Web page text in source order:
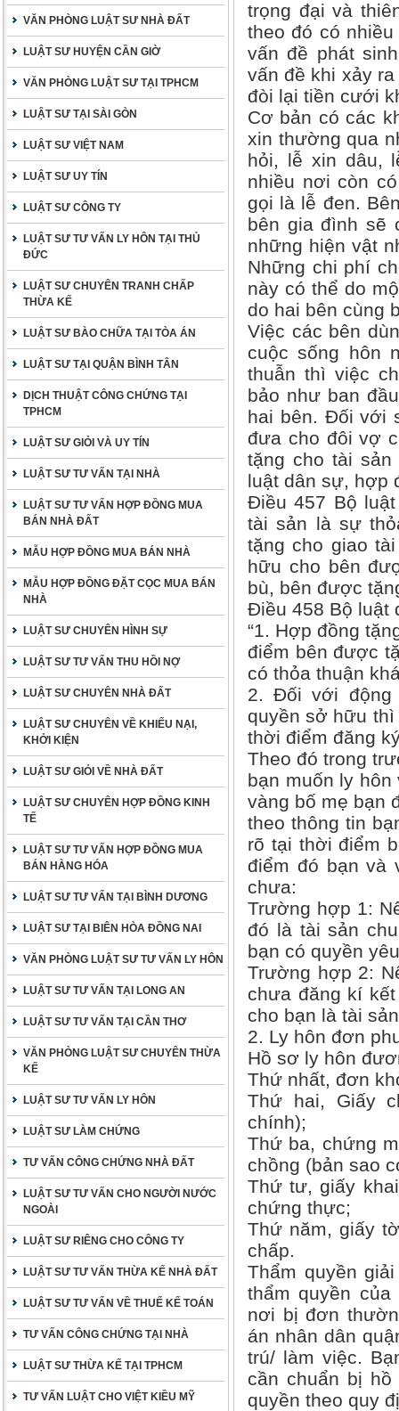
VĂN PHÒNG LUẬT SƯ NHÀ ĐẤT
LUẬT SƯ HUYỆN CẦN GIỜ
VĂN PHÒNG LUẬT SƯ TẠI TPHCM
LUẬT SƯ TẠI SÀI GÒN
LUẬT SƯ VIỆT NAM
LUẬT SƯ UY TÍN
LUẬT SƯ CÔNG TY
LUẬT SƯ TƯ VẤN LY HÔN TẠI THỦ
ĐỨC
LUẬT SƯ CHUYÊN TRANH CHẤP
THỪA KẾ
LUẬT SƯ BÀO CHỮA TẠI TÒA ÁN
LUẬT SƯ TẠI QUẬN BÌNH TÂN
DỊCH THUẬT CÔNG CHỨNG TẠI
TPHCM
LUẬT SƯ GIỎI VÀ UY TÍN
LUẬT SƯ TƯ VẤN TẠI NHÀ
LUẬT SƯ TƯ VẤN HỢP ĐỒNG MUA
BÁN NHÀ ĐẤT
MẪU HỢP ĐỒNG MUA BÁN NHÀ
MẪU HỢP ĐỒNG ĐẶT CỌC MUA BÁN
NHÀ
LUẬT SƯ CHUYÊN HÌNH SỰ
LUẬT SƯ TƯ VẤN THU HỒI NỢ
LUẬT SƯ CHUYÊN NHÀ ĐẤT
LUẬT SƯ CHUYÊN VỀ KHIẾU NẠI,
KHỞI KIỆN
LUẬT SƯ GIỎI VỀ NHÀ ĐẤT
LUẬT SƯ CHUYÊN HỢP ĐỒNG KINH
TẾ
LUẬT SƯ TƯ VẤN HỢP ĐỒNG MUA
BÁN HÀNG HÓA
LUẬT SƯ TƯ VẤN TẠI BÌNH DƯƠNG
LUẬT SƯ TẠI BIÊN HÒA ĐỒNG NAI
VĂN PHÒNG LUẬT SƯ TƯ VẤN LY HÔN
LUẬT SƯ TƯ VẤN TẠI LONG AN
LUẬT SƯ TƯ VẤN TẠI CẦN THƠ
VĂN PHÒNG LUẬT SƯ CHUYÊN THỪA
KẾ
LUẬT SƯ TƯ VẤN LY HÔN
LUẬT SƯ LÀM CHỨNG
TƯ VẤN CÔNG CHỨNG NHÀ ĐẤT
LUẬT SƯ TƯ VẤN CHO NGƯỜI NƯỚC
NGOÀI
LUẬT SƯ RIÊNG CHO CÔNG TY
LUẬT SƯ TƯ VẤN THỪA KẾ NHÀ ĐẤT
LUẬT SƯ TƯ VẤN VỀ THUẾ KẾ TOÁN
TƯ VẤN CÔNG CHỨNG TẠI NHÀ
LUẬT SƯ THỪA KẾ TẠI TPHCM
TƯ VẤN LUẬT CHO VIỆT KIỀU MỸ
trọng đại và
theo đó có
vấn đề phát
vấn đề khi xảy
đòi lại tiền cưới
Cơ bản có các
xin thường qua
hỏi, lễ xin dâu,
nhiều nơi còn
gọi là lễ đen.
bên gia đình sẽ
những hiện vật
Những chi phí
này có thể do
do hai bên cùng
Việc các bên
cuộc sống hôn
thuẫn thì việc
bảo như ban
hai bên. Đối với
đưa cho đôi vợ
tặng cho tài
luật dân sự, hợp
Điều 457 Bộ
tài sản là sự
tặng cho giao
hữu cho bên
bù, bên được
Điều 458 Bộ luật
“1. Hợp đồng
điểm bên được
có thỏa thuận
2. Đối với động
quyền sở hữu
thời điểm đăng
Theo đó trong
bạn muốn ly
vàng bố mẹ bạn
theo thông tin
rõ tại thời điểm
điểm đó bạn và
chưa:
Trường hợp 1:
đó là tài sản
bạn có quyền
Trường hợp 2:
chưa đăng kí
cho bạn là tài
2. Ly hôn đơn
Hồ sơ ly hôn
Thứ nhất, đơn
Thứ hai, Giấy
chính);
Thứ ba, chứng
chồng (bản sao
Thứ tư, giấy
chứng thực;
Thứ năm, giấy
chấp.
Thẩm quyền
thẩm quyền
nơi bị đơn
án nhân dân
trú/ làm việc.
cần chuẩn bị
quyền theo quy